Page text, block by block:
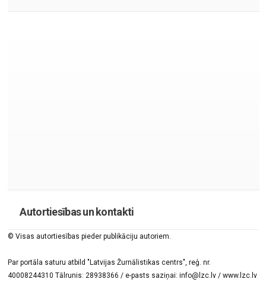
Autortiesības un kontakti
© Visas autortiesības pieder publikāciju autoriem.
Par portāla saturu atbild "Latvijas Žurnālistikas centrs", reģ. nr.
40008244310 Tālrunis: 28938366 / e-pasts saziņai: info@lzc.lv / www.lzc.lv